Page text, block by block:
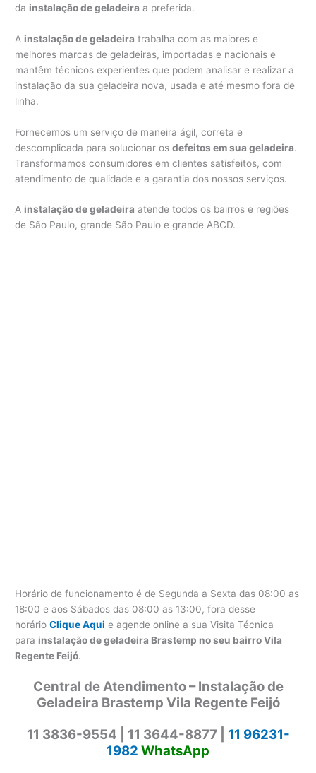
da instalação de geladeira a preferida.
A instalação de geladeira trabalha com as maiores e
melhores marcas de geladeiras, importadas e nacionais e
mantêm técnicos experientes que podem analisar e realizar a
instalação da sua geladeira nova, usada e até mesmo fora de
linha.
Fornecemos um serviço de maneira ágil, correta e
descomplicada para solucionar osdefeitos em sua geladeira.
Transformamos consumidores em clientes satisfeitos, com
atendimento de qualidade e a garantia dos nossos serviços.
A instalação de geladeira atende todos os bairros e regiões
de São Paulo, grande São Paulo e grande ABCD.
Horário de funcionamento é de Segunda a Sexta das 08:00 as
18:00 e aos Sábados das 08:00 as 13:00, fora desse
horárioClique Aqui e agende online a sua Visita Técnica
para instalação de geladeira Brastemp no seu bairro Vila
Regente Feijó.
Central de Atendimento – Instalação de
Geladeira Brastemp Vila Regente Feijó
11 3836-9554 | 11 3644-8877 | 11 96231-
1982 WhatsApp